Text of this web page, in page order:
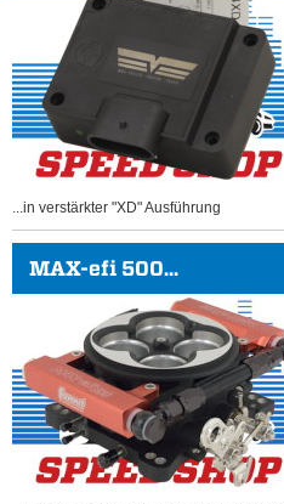
...in verstärkter "XD" Ausführung
MAX-efi 500...